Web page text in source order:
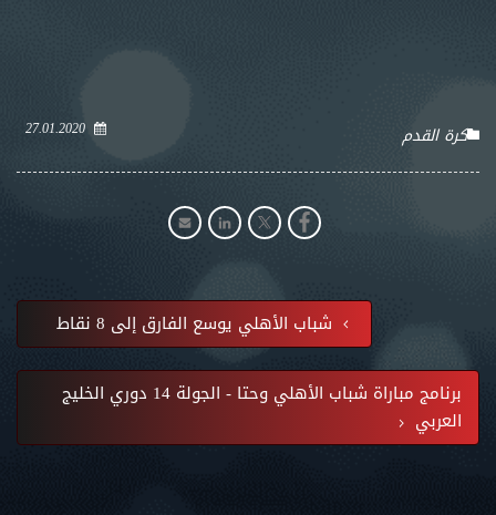
27.01.2020 كرة القدم
شباب الأهلي يوسع الفارق إلى 8 نقاط
برنامج مباراة شباب الأهلي وحتا - الجولة 14 دوري الخليج
العربي